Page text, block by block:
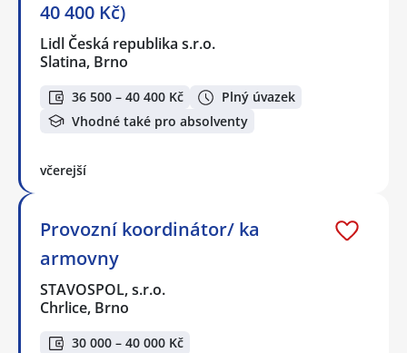
40 400 Kč)
Lidl Česká republika s.r.o.
Slatina, Brno
36 500 – 40 400 Kč
Plný úvazek
Vhodné také pro absolventy
včerejší
Provozní koordinátor/ ka
armovny
STAVOSPOL, s.r.o.
Chrlice, Brno
30 000 – 40 000 Kč